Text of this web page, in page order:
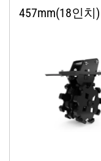
457mm(18인